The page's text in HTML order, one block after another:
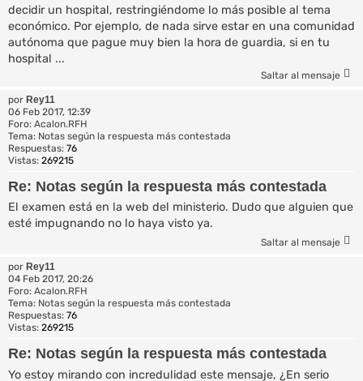
decidir un hospital, restringiéndome lo más posible al tema
económico. Por ejemplo, de nada sirve estar en una comunidad
autónoma que pague muy bien la hora de guardia, si en tu
hospital ...
Saltar al mensaje
por Rey11
06 Feb 2017, 12:39
Foro: Acalon.RFH
Tema: Notas según la respuesta más contestada
Respuestas: 76
Vistas: 269215
Re: Notas según la respuesta más contestada
El examen está en la web del ministerio. Dudo que alguien que
esté impugnando no lo haya visto ya.
Saltar al mensaje
por Rey11
04 Feb 2017, 20:26
Foro: Acalon.RFH
Tema: Notas según la respuesta más contestada
Respuestas: 76
Vistas: 269215
Re: Notas según la respuesta más contestada
Yo estoy mirando con incredulidad este mensaje, ¿En serio